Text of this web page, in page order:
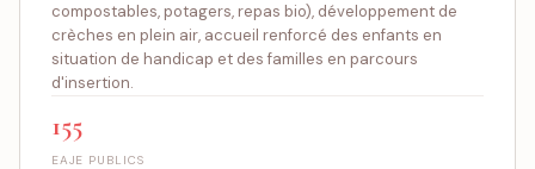
compostables, potagers, repas bio), développement de
crèches en plein air, accueil renforcé des enfants en
situation de handicap et des familles en parcours
d'insertion.
155
EAJE PUBLICS